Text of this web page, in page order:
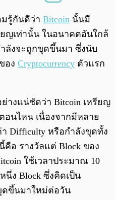
/ 0:00
รู้กันดีว่า Bitcoin นั้นมี
ญเท่านั้น ในอนาคตอันใกล้
ลังจะถูกขุดขึ้นมา ซึ่งนับ
อง Cryptocurrency ตัวแรก
างแน่ชัดว่า Bitcoin เหรียญ
นไหน เนื่องจากมีหลาย
Difficulty หรือกำลังขุดทั้ง
อ รางวัลแต่ Block ของ
ใช้เวลาประมาณ 10
นึ่ง Block ซึ่งคิดเป็น
ดขึ้นมาใหม่ต่อวัน